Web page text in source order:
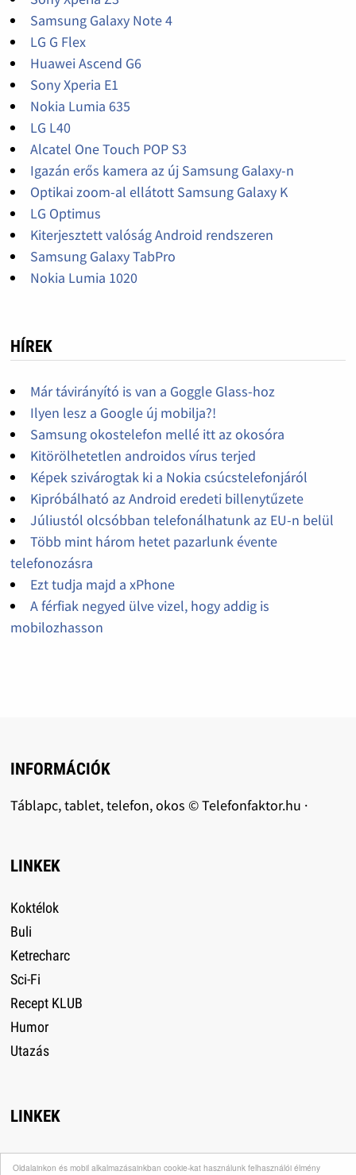
Oldalainkon és mobil alkalmazásainkban cookie-kat használunk felhasználói élmény
Samsung Galaxy Note 4
LG G Flex
Huawei Ascend G6
Sony Xperia E1
Nokia Lumia 635
LG L40
Alcatel One Touch POP S3
Igazán erős kamera az új Samsung Galaxy-n
Optikai zoom-al ellátott Samsung Galaxy K
LG Optimus
Kiterjesztett valóság Android rendszeren
Samsung Galaxy TabPro
Nokia Lumia 1020
HÍREK
Már távirányító is van a Goggle Glass-hoz
Ilyen lesz a Google új mobilja?!
Samsung okostelefon mellé itt az okosóra
Kitörölhetetlen androidos vírus terjed
Képek szivárogtak ki a Nokia csúcstelefonjáról
Kipróbálható az Android eredeti billenytűzete
Júliustól olcsóbban telefonálhatunk az EU-n belül
Több mint három hetet pazarlunk évente
telefonozásra
Ezt tudja majd a xPhone
A férfiak negyed ülve vizel, hogy addig is
mobilozhasson
INFORMÁCIÓK
Táblapc, tablet, telefon, okos © Telefonfaktor.hu ·
LINKEK
Koktélok
Buli
Ketrecharc
Sci-Fi
Recept KLUB
Humor
Utazás
LINKEK
+18